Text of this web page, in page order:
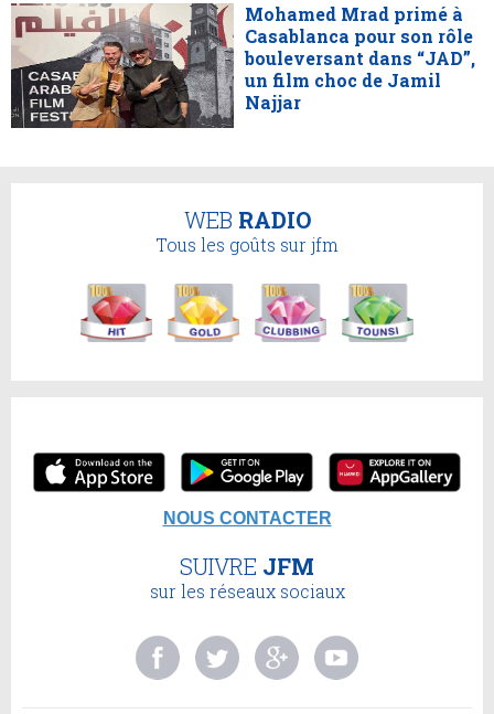
Mohamed Mrad primé à
Casablanca pour son rôle
bouleversant dans “JAD”,
un film choc de Jamil
Najjar
WEB RADIO
Tous les goûts sur jfm
NOUS CONTACTER
SUIVRE JFM
sur les réseaux sociaux